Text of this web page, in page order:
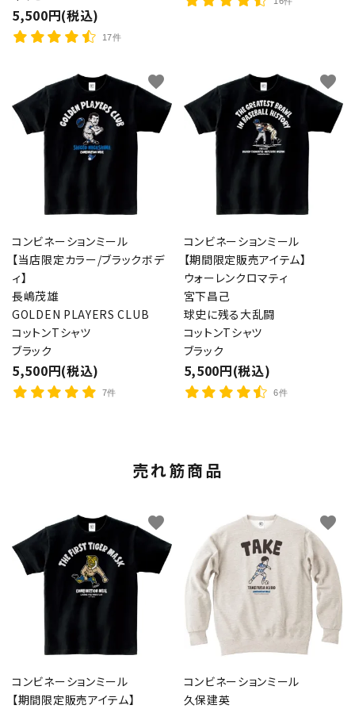
5,500円(税込)
17件
コンビネーションミール
【当店限定カラー/ブラックボデ
ィ】
長嶋茂雄
GOLDEN PLAYERS CLUB
コットンTシャツ
ブラック
5,500円(税込)
7件
favorite
コンビネーションミール
【期間限定販売アイテム】
ウォーレンクロマティ
宮下昌己
球史に残る大乱闘
コットンTシャツ
ブラック
5,500円(税込)
6件
favorite
売れ筋商品
コンビネーションミール
【期間限定販売アイテム】
favorite
コンビネーションミール
久保建英
favorite